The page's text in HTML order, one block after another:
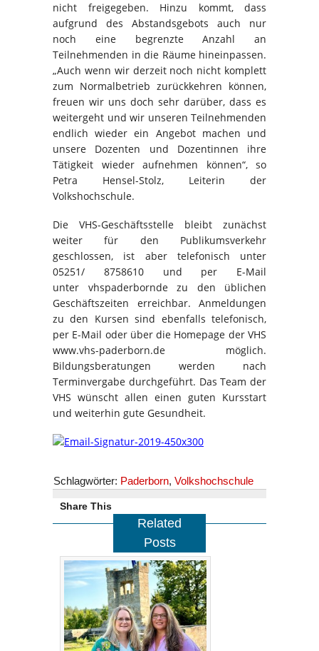
nicht freigegeben. Hinzu kommt, dass
aufgrund des Abstandsgebots auch nur
noch eine begrenzte Anzahl an
Teilnehmenden in die Räume hineinpassen.
„Auch wenn wir derzeit noch nicht komplett
zum Normalbetrieb zurückkehren können,
freuen wir uns doch sehr darüber, dass es
weitergeht und wir unseren Teilnehmenden
endlich wieder ein Angebot machen und
unsere Dozenten und Dozentinnen ihre
Tätigkeit wieder aufnehmen können“, so
Petra Hensel-Stolz, Leiterin der
Volkshochschule.
Die VHS-Geschäftsstelle bleibt zunächst
weiter für den Publikumsverkehr
geschlossen, ist aber telefonisch unter
05251/ 8758610 und per E-Mail
unter vhspaderbornde zu den üblichen
Geschäftszeiten erreichbar. Anmeldungen
zu den Kursen sind ebenfalls telefonisch,
per E-Mail oder über die Homepage der VHS
www.vhs-paderborn.de möglich.
Bildungsberatungen werden nach
Terminvergabe durchgeführt. Das Team der
VHS wünscht allen einen guten Kursstart
und weiterhin gute Gesundheit.
Schlagwörter: Paderborn, Volkshochschule
Share This
Related
Posts